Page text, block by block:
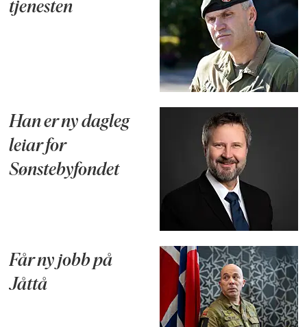
tjenesten
Han er ny dagleg
leiar for
Sønstebyfondet
Får ny jobb på
Jåttå